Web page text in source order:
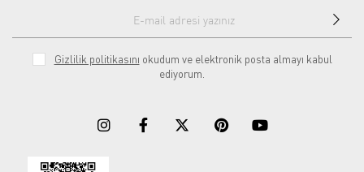
Gizlilik politikasını okudum ve elektronik posta almayı kabul
ediyorum.